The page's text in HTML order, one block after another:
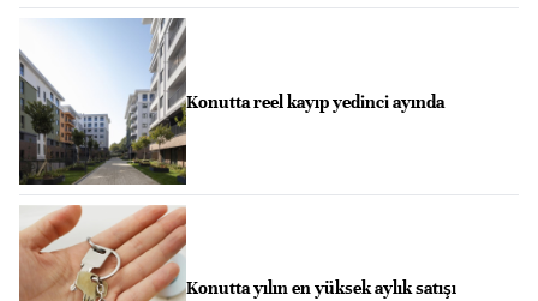
Konutta reel kayıp yedinci ayında
Konutta yılın en yüksek aylık satışı